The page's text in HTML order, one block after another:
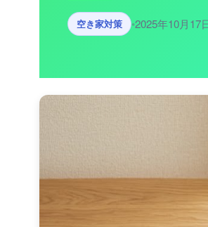
空き家対策 •2025年10月17